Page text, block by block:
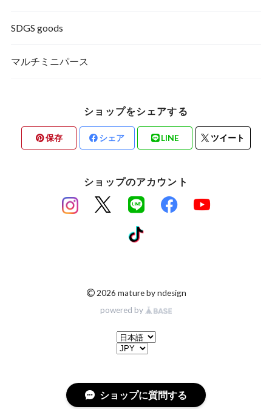
SDGS goods
マルチミニパース
ショップをシェアする
保存 シェア LINE ツイート
ショップのアカウント
© 2026 mature by ndesign
powered by
ショップに質問する